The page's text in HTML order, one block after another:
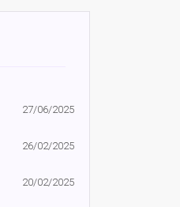
27/06/2025
26/02/2025
20/02/2025